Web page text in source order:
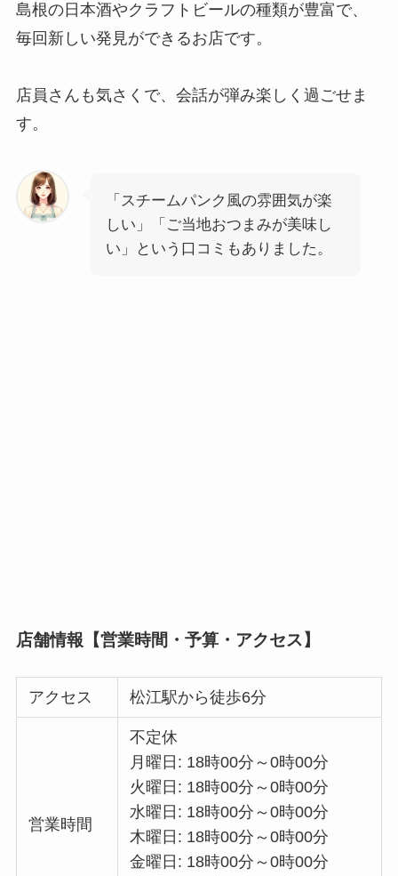
島根の日本酒やクラフトビールの種類が豊富で、
毎回新しい発見ができるお店です。
店員さんも気さくで、会話が弾み楽しく過ごせま
す。
「スチームパンク風の雰囲気が楽
しい」「ご当地おつまみが美味し
い」という口コミもありました。
店舗情報【営業時間・予算・アクセス】
アクセス 松江駅から徒歩6分
営業時間
不定休
月曜日: 18時00分～0時00分
火曜日: 18時00分～0時00分
水曜日: 18時00分～0時00分
木曜日: 18時00分～0時00分
金曜日: 18時00分～0時00分